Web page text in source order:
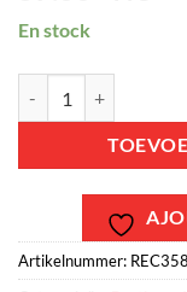
En stock
Artikelnummer: